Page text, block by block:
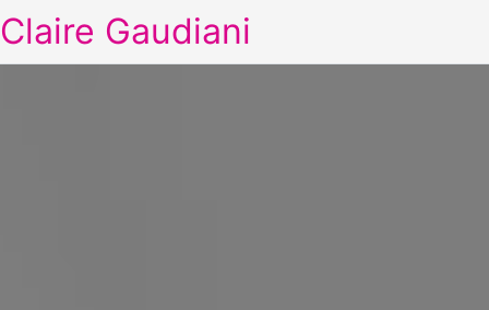
Claire Gaudiani